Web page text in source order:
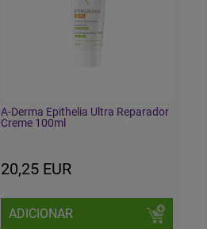
A-Derma Epithelia Ultra Reparador
Creme 100ml
20,25 EUR
ADICIONAR